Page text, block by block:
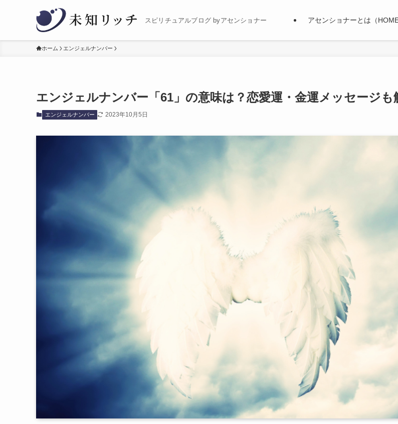
スピリチュアルブログ byアセンショナー アセンショナーとは（
ホーム エンジェルナンバー
エンジェルナンバー「61」の意味は？恋愛運・金運メッセージも
エンジェルナンバー 2023年10月5日